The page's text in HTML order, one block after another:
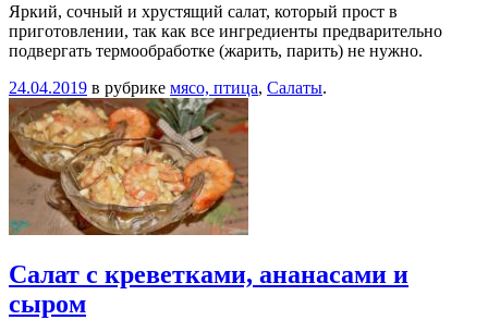
Яркий, сочный и хрустящий салат, который прост в
приготовлении, так как все ингредиенты предварительно
подвергать термообработке (жарить, парить) не нужно.
24.04.2019 в рубрике мясо, птица, Салаты.
Салат с креветками, ананасами и
сыром